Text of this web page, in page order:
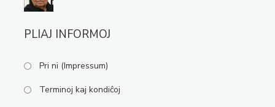
PLIAJ INFORMOJ
Pri ni (Impressum)
Terminoj kaj kondiĉoj